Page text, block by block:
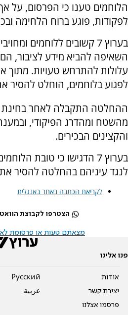
הלוחמים טענו כי הפרסום, על
לפקודות, פוגע ברוח הלחימה
בערוץ 7 קשובים ללוחמים
השאיפה להביא מידע לציבור,
עלולות להתרחש טעויות. מתוך
לפגוע בלוחמים, הוחלט להסיר
ההחלטה התקבלה לאחר בחינת
מהשטח ומהדרג הפיקודי,
והקצינים הבכירים.
בערוץ 7 הדגישו כי טובת
לנגד עיניהם בהחלטה להסיר
לקריאת הכתבה באתר באנגלית
הצטרפו לקבוצת
מצאתם טעות או פרסומת לא
פנו אלינו
אודות
יצירת קשר
פרסמו אצלנו
Pусский
عربية